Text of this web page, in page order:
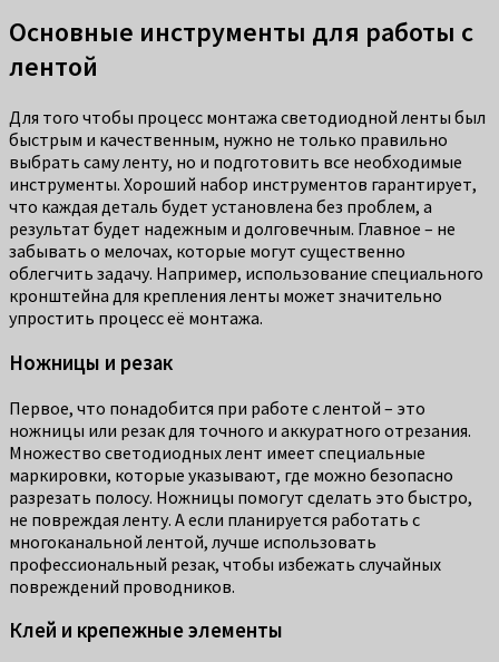
Основные инструменты для работы с
лентой
Для того чтобы процесс монтажа светодиодной ленты был
быстрым и качественным, нужно не только правильно
выбрать саму ленту, но и подготовить все необходимые
инструменты. Хороший набор инструментов гарантирует,
что каждая деталь будет установлена без проблем, а
результат будет надежным и долговечным. Главное – не
забывать о мелочах, которые могут существенно
облегчить задачу. Например, использование специального
кронштейна для крепления ленты может значительно
упростить процесс её монтажа.
Ножницы и резак
Первое, что понадобится при работе с лентой – это
ножницы или резак для точного и аккуратного отрезания.
Множество светодиодных лент имеет специальные
маркировки, которые указывают, где можно безопасно
разрезать полосу. Ножницы помогут сделать это быстро,
не повреждая ленту. А если планируется работать с
многоканальной лентой, лучше использовать
профессиональный резак, чтобы избежать случайных
повреждений проводников.
Клей и крепежные элементы